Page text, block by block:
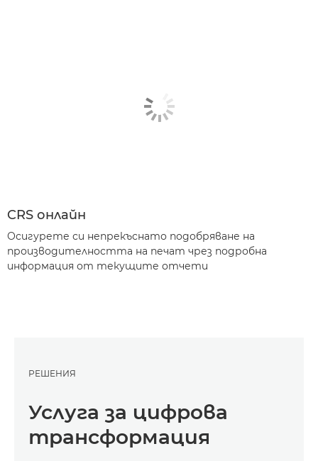
CRS онлайн
Осигурете си непрекъснато подобряване на
производителността на печат чрез подробна
информация от текущите отчети
РЕШЕНИЯ
Услуга за цифрова
трансформация